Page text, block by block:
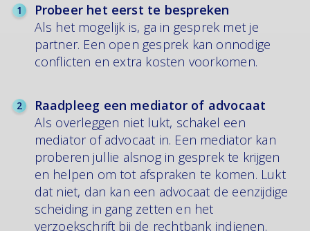
Probeer het eerst te bespreken
Als het mogelijk is, ga in gesprek met je
partner. Een open gesprek kan onnodige
conflicten en extra kosten voorkomen.
Raadpleeg een mediator of advocaat
Als overleggen niet lukt, schakel een
mediator of advocaat in. Een mediator kan
proberen jullie alsnog in gesprek te krijgen
en helpen om tot afspraken te komen. Lukt
dat niet, dan kan een advocaat de eenzijdige
scheiding in gang zetten en het
verzoekschrift bij de rechtbank indienen.